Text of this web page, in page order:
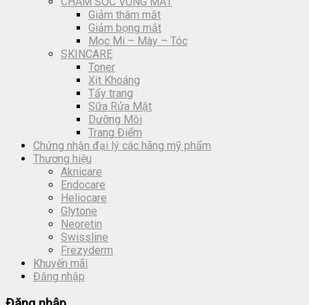
Giảm thâm mắt
Giảm bọng mắt
Mọc Mi – Mày – Tóc
SKINCARE
Toner
Xịt Khoáng
Tẩy trang
Sữa Rửa Mặt
Dưỡng Môi
Trang Điểm
Chứng nhận đại lý các hãng mỹ phẩm
Thương hiệu
Aknicare
Endocare
Heliocare
Glytone
Neoretin
Swissline
Frezyderm
Khuyến mãi
Đăng nhập